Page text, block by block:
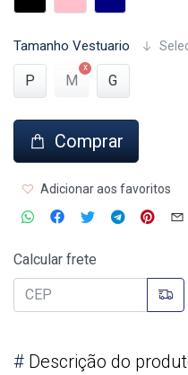
Tamanho Vestuario
P M G
Comprar
Adicionar aos favoritos
Calcular frete
# Descrição do